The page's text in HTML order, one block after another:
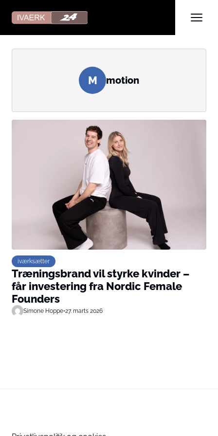
M motion
iværksætter
Træningsbrand vil styrke kvinder –
får investering fra Nordic Female
Founders
Simone Hoppe•27. marts 2026